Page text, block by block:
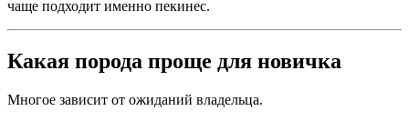
чаще подходит именно пекинес.
Какая порода проще для новичка
Многое зависит от ожиданий владельца.